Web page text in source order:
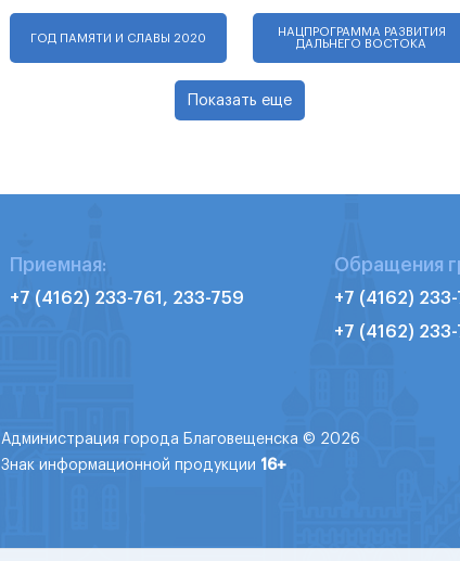
ГОД ПАМЯТИ И СЛАВЫ 2020
НАЦПРОГРАММА РАЗВИТИЯ
ДАЛЬНЕГО ВОСТОКА
Показать еще
Приемная:
+7 (4162) 233-761, 233-759
Обращения
+7 (4162) 233-
+7 (4162)
Администрация города Благовещенска © 2026
Знак информационной продукции 16+